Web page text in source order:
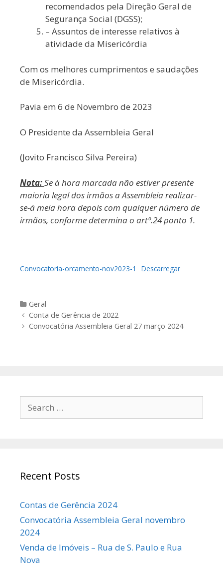
recomendados pela Direção Geral de
Segurança Social (DGSS);
– Assuntos de interesse relativos à
atividade da Misericórdia
Com os melhores cumprimentos e saudações
de Misericórdia.
Pavia em 6 de Novembro de 2023
O Presidente da Assembleia Geral
(Jovito Francisco Silva Pereira)
Nota:Se à hora marcada não estiver presente
maioria legal dos irmãos a Assembleia realizar-
se-á meia hora depois com qualquer número de
irmãos, conforme determina o artº.24 ponto 1.
Convocatoria-orcamento-nov2023-1 Descarregar
Categories
Geral
Post
navigation
Conta de Gerência de 2022
Convocatória Assembleia Geral 27 março 2024
for:
Recent Posts
Contas de Gerência 2024
Convocatória Assembleia Geral novembro
2024
Venda de Imóveis – Rua de S. Paulo e Rua
Nova